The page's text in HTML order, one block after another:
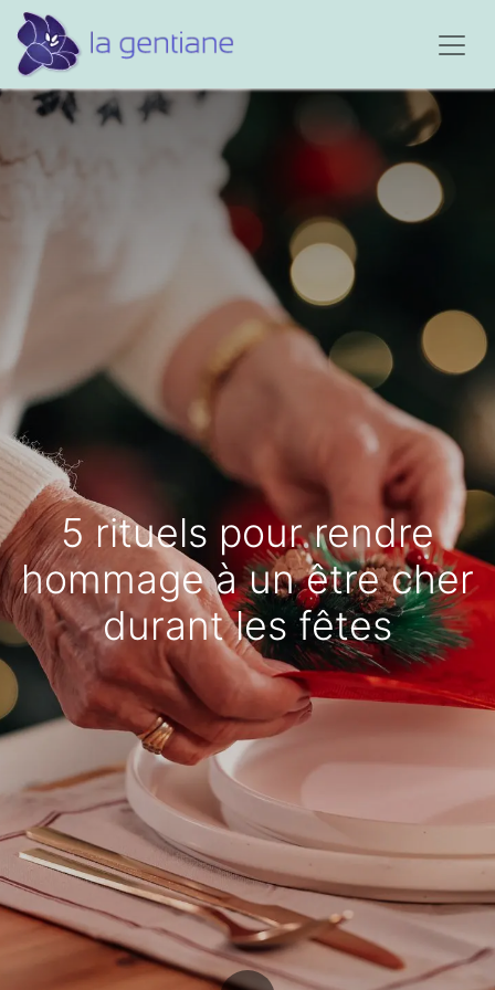
5 rituels pour rendre
hommage à un être cher
durant les fêtes